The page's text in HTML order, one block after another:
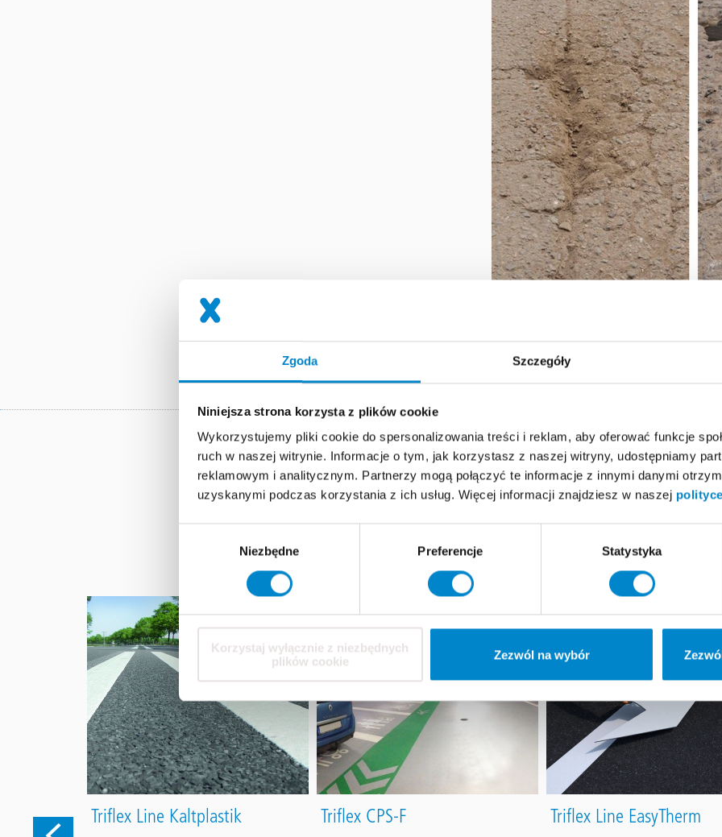
Zgoda Szczegóły
Niniejsza strona korzysta z plików cookie
Wykorzystujemy pliki cookie do spersonalizowania treści i reklam, aby oferować funkcje
ruch w naszej witrynie. Informacje o tym, jak korzystasz z naszej witryny, udostępniamy
reklamowym i analitycznym. Partnerzy mogą połączyć te informacje z innymi danymi
uzyskanymi podczas korzystania z ich usług. Więcej informacji znajdziesz w naszej
Niezbędne Preferencje Statystyka
Korzystaj wyłącznie z niezbędnych
plików cookie
Zezwól na wybór
Również poniższe systemy
zainteresować!
Triflex Line Kaltplastik Triflex CPS-F Triflex Line EasyTherm